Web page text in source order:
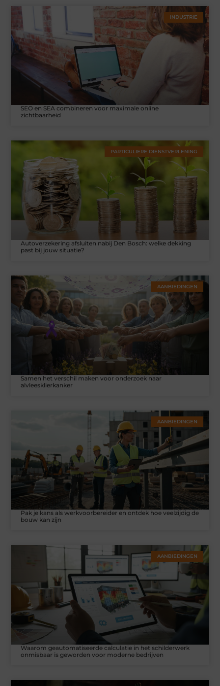
INDUSTRIE
SEO en SEA combineren voor maximale online
zichtbaarheid
PARTICULIERE DIENSTVERLENING
Autoverzekering afsluiten nabij Den Bosch: welke dekking
past bij jouw situatie?
AANBIEDINGEN
Samen het verschil maken voor onderzoek naar
alvleesklierkanker
AANBIEDINGEN
Pak je kans als werkvoorbereider en ontdek hoe veelzijdig de
bouw kan zijn
AANBIEDINGEN
Waarom geautomatiseerde calculatie in het schilderwerk
onmisbaar is geworden voor moderne bedrijven